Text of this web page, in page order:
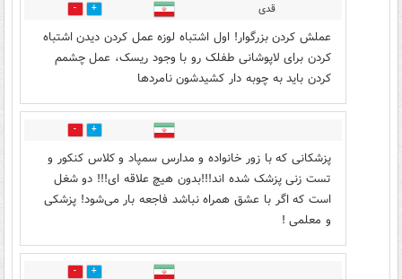
قدی 5
عملش کردن بزرگوار! اول اشتباه لوزه عمل کردن دیدن اشتباه
کردن برای لاپوشانی طفلک رو با وجود ریسک، عمل چشمم
کردن باید به چوبه دار کشیدشون نامردها
10
پزشکانی که با زور خانواده و مدارس سمپاد و کلاس کنکور و
تست زنی پزشک شده اند!!!بدون هیچ علاقه ای!!! دو شغل
است که اگر با عشق همراه نباشد فاجعه بار می‌شود! پزشکی
و معلمی !
0